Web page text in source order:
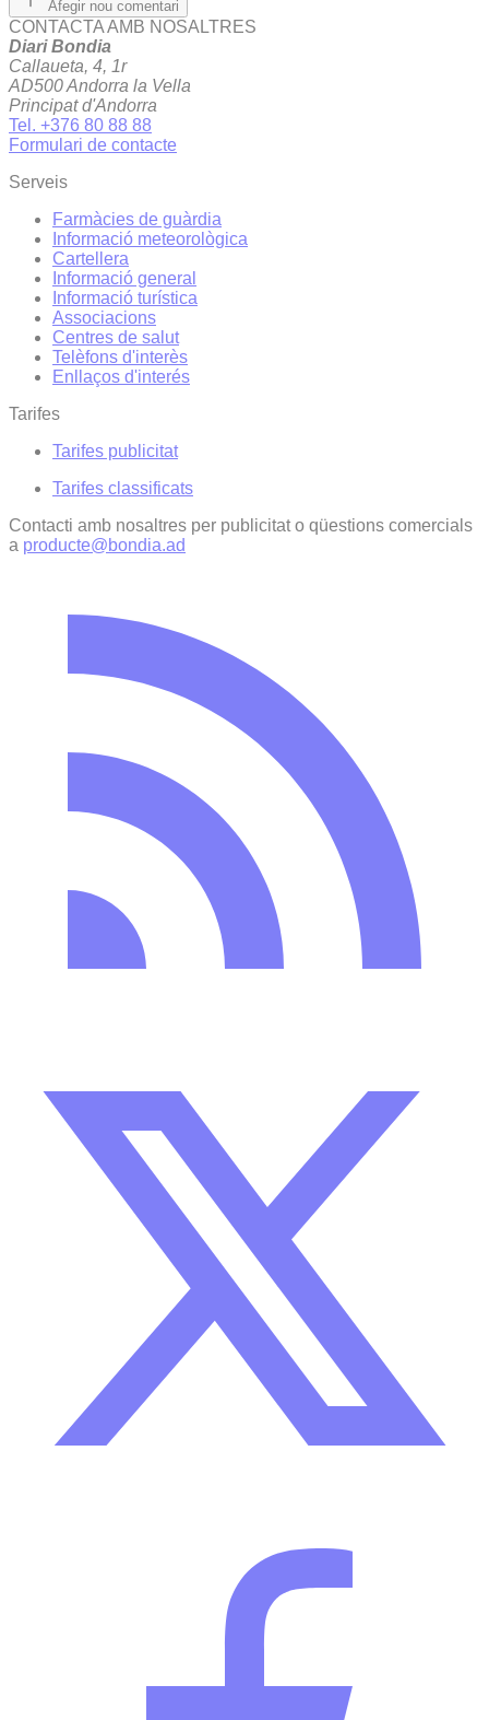
Afegir nou comentari
CONTACTA AMB NOSALTRES
Diari Bondia
Callaueta, 4, 1r
AD500 Andorra la Vella
Principat d'Andorra
Tel. +376 80 88 88
Formulari de contacte
Serveis
Farmàcies de guàrdia
Informació meteorològica
Cartellera
Informació general
Informació turística
Associacions
Centres de salut
Telèfons d'interès
Enllaços d'interés
Tarifes
Tarifes publicitat
Tarifes classificats
Contacti amb nosaltres per publicitat o qüestions comercials
a producte@bondia.ad